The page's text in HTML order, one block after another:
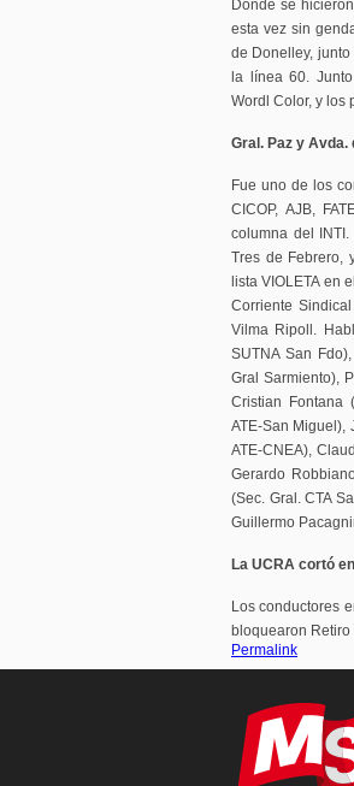
Donde se
esta vez sin
de Donelley,
la línea 60.
Wordl Color, y los
Gral. Paz y
Fue uno de los
CICOP, AJB,
columna del
Tres de Febrero,
lista VIOLETA en
Corriente
Vilma Ripoll.
SUTNA San
Gral Sarmiento),
Cristian Fontana
ATE-San Miguel),
ATE-CNEA),
Gerardo
(Sec. Gral. CTA
Guillermo
La UCRA cortó
Los conductores
bloquearon Retiro
Permalink